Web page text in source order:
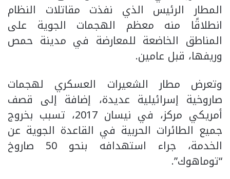
المطار الرئيس الذي نفذت مقاتلات النظام
انطلاقًا منه معظم الهجمات الجوية على
المناطق الخاضعة للمعارضة في مدينة حمص
وريفها، قبل عامين.
وتعرض مطار الشعيرات العسكري لهجمات
صاروخية إسرائيلية عديدة، إضافة إلى قصف
أمريكي مركز، في نيسان 2017، تسبب بخروج
جميع الطائرات الحربية في القاعدة الجوية عن
الخدمة، جراء استهدافه بنحو 50 صاروخ
“توماهوك”.